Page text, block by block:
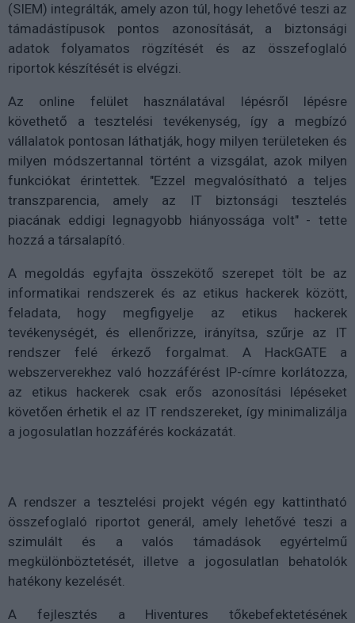
(SIEM) integrálták, amely azon túl, hogy lehetővé teszi az
támadástípusok pontos azonosítását, a biztonsági
adatok folyamatos rögzítését és az összefoglaló
riportok készítését is elvégzi.
Az online felület használatával lépésről lépésre
követhető a tesztelési tevékenység, így a megbízó
vállalatok pontosan láthatják, hogy milyen területeken és
milyen módszertannal történt a vizsgálat, azok milyen
funkciókat érintettek. "Ezzel megvalósítható a teljes
transzparencia, amely az IT biztonsági tesztelés
piacának eddigi legnagyobb hiányossága volt" - tette
hozzá a társalapító.
A megoldás egyfajta összekötő szerepet tölt be az
informatikai rendszerek és az etikus hackerek között,
feladata, hogy megfigyelje az etikus hackerek
tevékenységét, és ellenőrizze, irányítsa, szűrje az IT
rendszer felé érkező forgalmat. A HackGATE a
webszerverekhez való hozzáférést IP-címre korlátozza,
az etikus hackerek csak erős azonosítási lépéseket
követően érhetik el az IT rendszereket, így minimalizálja
a jogosulatlan hozzáférés kockázatát.
A rendszer a tesztelési projekt végén egy kattintható
összefoglaló riportot generál, amely lehetővé teszi a
szimulált és a valós támadások egyértelmű
megkülönböztetését, illetve a jogosulatlan behatolók
hatékony kezelését.
A fejlesztés a Hiventures tőkebefektetésének